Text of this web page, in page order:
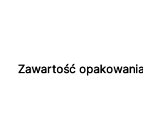
Zawartość